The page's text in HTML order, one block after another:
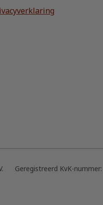
Geregistreerd KvK-nummer: